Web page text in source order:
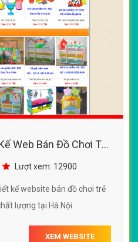
Web Bán Đồ Chơi Trẻ
hiệu quả
Lượt xem: 12900
kế website bán đồ chơi trẻ
lượng tại Hà Nội
XEM WEBSITE